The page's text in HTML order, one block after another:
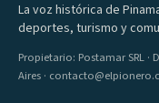
La voz histórica de
deportes, turismo y
Propietario: Postamar SRL ·
Aires ·